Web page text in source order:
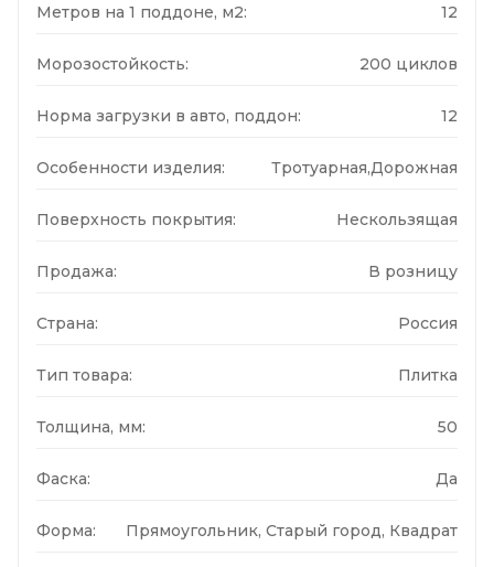
Метров на 1 поддоне, м2: 12
Морозостойкость: 200 циклов
Норма загрузки в авто, поддон: 12
Особенности изделия: Тротуарная,Дорожная
Поверхность покрытия: Нескользящая
Продажа: В розницу
Страна: Россия
Тип товара: Плитка
Толщина, мм: 50
Фаска: Да
Форма: Прямоугольник, Старый город, Квадрат